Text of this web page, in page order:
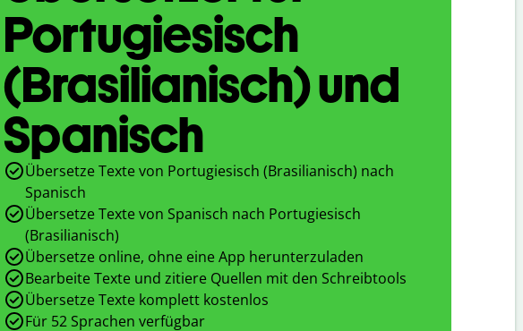
Portugiesisch
(Brasilianisch) und
Spanisch
Übersetze Texte von Portugiesisch (Brasilianisch) nach
Spanisch
Übersetze Texte von Spanisch nach Portugiesisch
(Brasilianisch)
Übersetze online, ohne eine App herunterzuladen
Bearbeite Texte und zitiere Quellen mit den Schreibtools
Übersetze Texte komplett kostenlos
Für 52 Sprachen verfügbar